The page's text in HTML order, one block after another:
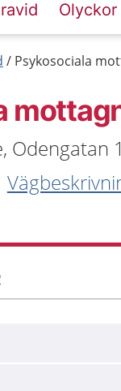
Psykosociala
Odengatan